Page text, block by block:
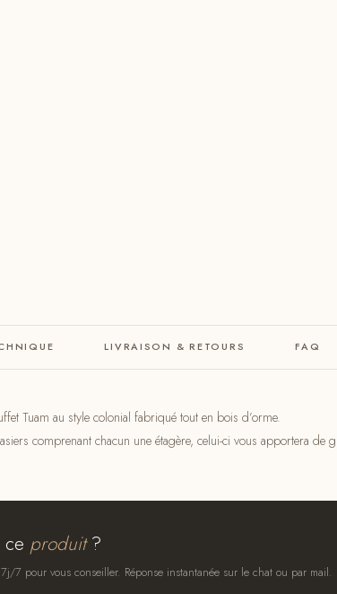
LIVRAISON & RETOURS FAQ
Tuam au style colonial fabriqué tout en bois d’orme.
comprenant chacun une étagère, celui-ci vous apportera de
produit?
7 pour vous conseiller. Réponse instantanée sur le chat ou par mail.